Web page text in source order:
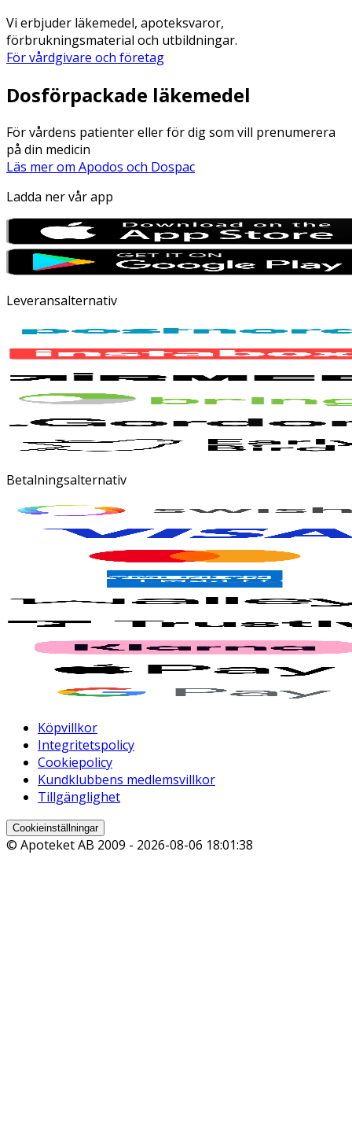
Vi erbjuder läkemedel, apoteksvaror,
förbrukningsmaterial och utbildningar.
För vårdgivare och företag
Dosförpackade läkemedel
För vårdens patienter eller för dig som vill prenumerera
på din medicin
Läs mer om Apodos och Dospac
Ladda ner vår app
Leveransalternativ
Betalningsalternativ
Köpvillkor
Integritetspolicy
Cookiepolicy
Kundklubbens medlemsvillkor
Tillgänglighet
Cookieinställningar
© Apoteket AB 2009 - 2026-08-06 18:01:38